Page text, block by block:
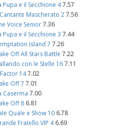
Pupa e il Secchione 47.57
Mascherato 2 7.56
Voice Senior 7.36
Pupa e il Secchione 3 7.44
Island 7 7.26
Off All Stars Battle 7.22
con le Stelle 16 7.11
147.02
Off 7 7.01
Caserma 7.00
Off 8 6.81
Quale e Show 10 6.78
Fratello VIP 4 6.69